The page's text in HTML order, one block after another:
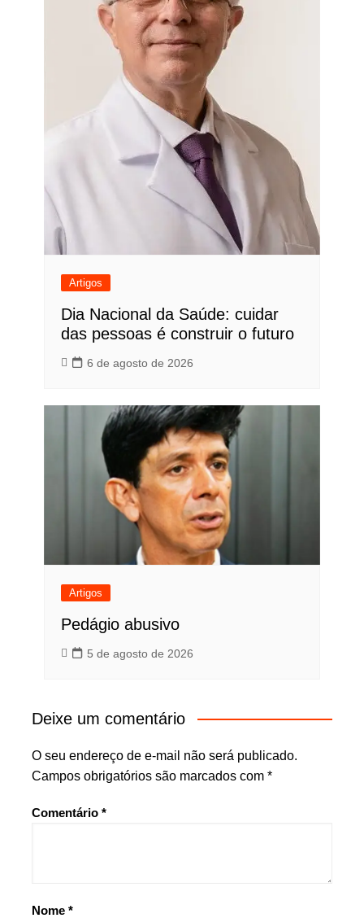
Artigos
Dia Nacional da Saúde: cuidar
das pessoas é construir o futuro
6 de agosto de 2026
Artigos
Pedágio abusivo
5 de agosto de 2026
Deixe um comentário
O seu endereço de e-mail não será publicado.
Campos obrigatórios são marcados com *
Comentário *
Nome *